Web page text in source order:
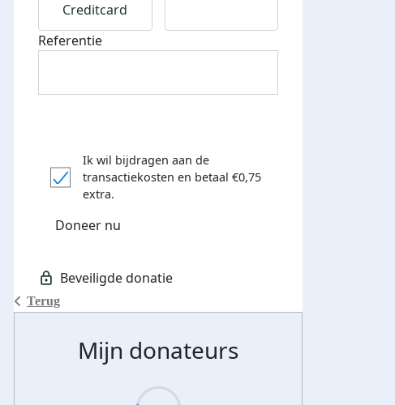
Terug
Creditcard
Referentie
Ik wil bijdragen aan de
transactiekosten en betaal €0,75
extra.
Doneer nu
Mijn donateurs